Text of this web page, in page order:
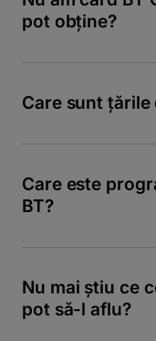
pot obține?
Care sunt țările
Care este
BT?
Nu mai știu ce
pot să-l aflu?